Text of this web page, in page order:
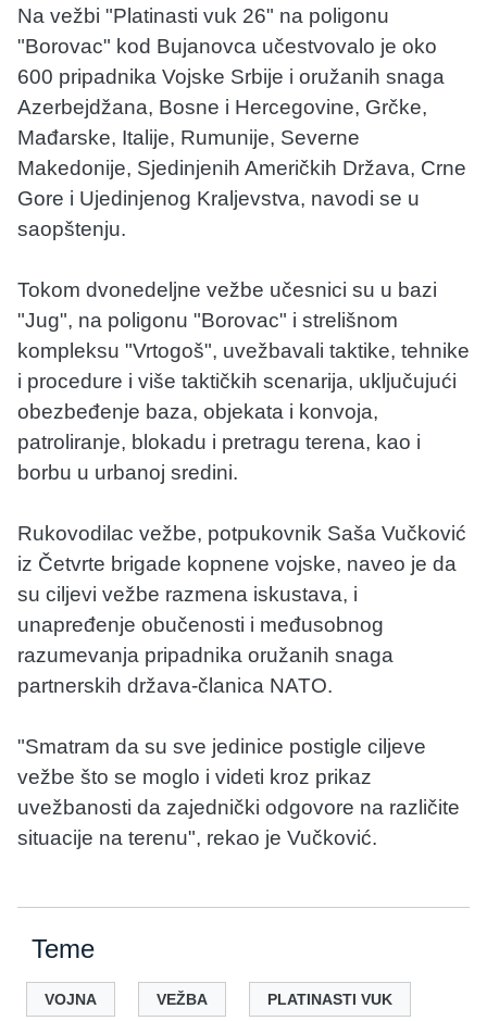
Na vežbi "Platinasti vuk 26" na poligonu
"Borovac" kod Bujanovca učestvovalo je oko
600 pripadnika Vojske Srbije i oružanih snaga
Azerbejdžana, Bosne i Hercegovine, Grčke,
Mađarske, Italije, Rumunije, Severne
Makedonije, Sjedinjenih Američkih Država, Crne
Gore i Ujedinjenog Kraljevstva, navodi se u
saopštenju.
Tokom dvonedeljne vežbe učesnici su u bazi
"Jug", na poligonu "Borovac" i strelišnom
kompleksu "Vrtogoš", uvežbavali taktike, tehnike
i procedure i više taktičkih scenarija, uključujući
obezbeđenje baza, objekata i konvoja,
patroliranje, blokadu i pretragu terena, kao i
borbu u urbanoj sredini.
Rukovodilac vežbe, potpukovnik Saša Vučković
iz Četvrte brigade kopnene vojske, naveo je da
su ciljevi vežbe razmena iskustava, i
unapređenje obučenosti i međusobnog
razumevanja pripadnika oružanih snaga
partnerskih država-članica NATO.
"Smatram da su sve jedinice postigle ciljeve
vežbe što se moglo i videti kroz prikaz
uvežbanosti da zajednički odgovore na različite
situacije na terenu", rekao je Vučković.
Teme
VOJNA VEŽBA PLATINASTI VUK